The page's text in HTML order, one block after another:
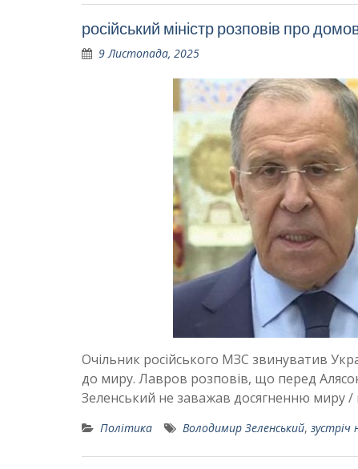
російський міністр розповів про
9 Листопада, 2025
Очільник російського МЗС звинуватив
до миру. Лавров розповів, що перед
Зеленський не заважав досягненню миру
Політика Володимир Зеленський, зустріч